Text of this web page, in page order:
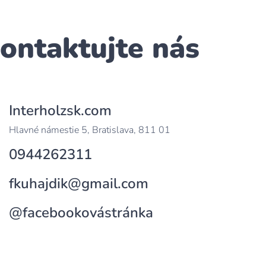
nás
Interholzsk.com
Hlavné námestie 5, Bratislava, 811 01
0944262311
fkuhajdik@gmail.com
@facebookovástránka